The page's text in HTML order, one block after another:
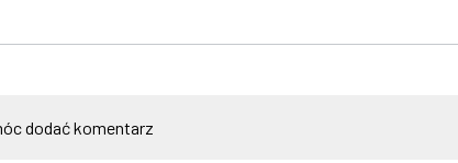
dodać komentarz